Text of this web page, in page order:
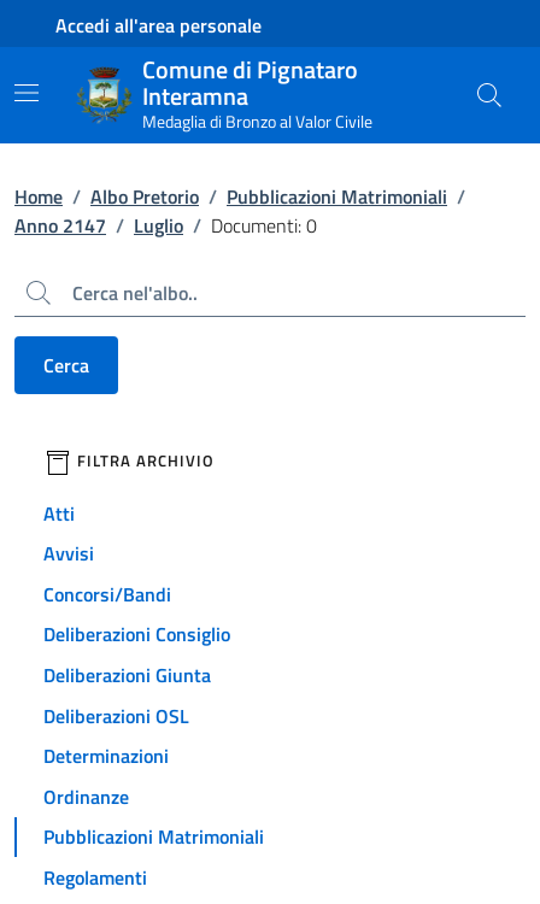
Contenuto principale
Piede di paginaAccedi all'area personale
Comune di Pignataro
Interamna
Medaglia di Bronzo al Valor Civile
Home / Albo Pretorio / Pubblicazioni Matrimoniali /
Anno 2147 / Luglio / Documenti: 0
Cerca
Cerca
filtri da applicare
FILTRA ARCHIVIO
Atti
Avvisi
Concorsi/Bandi
Deliberazioni Consiglio
Deliberazioni Giunta
Deliberazioni OSL
Determinazioni
Ordinanze
Pubblicazioni Matrimoniali
Regolamenti